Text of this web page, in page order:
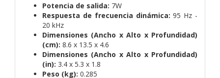
Potencia de salida: 7W
Respuesta de frecuencia dinámica: 95 Hz -
20 kHz
Dimensiones (Ancho x Alto x Profundidad)
(cm): 8.6 x 13.5 x 4.6
Dimensiones (Ancho x Alto x Profundidad)
(in): 3.4 x 5.3 x 1.8
Peso (kg): 0.285